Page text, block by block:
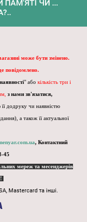
ПАМ'ЯТІ ЧИ ...
може бути змінено.
повідомлено.
" або кількість три і
з нами зв'язатися,
її додруку чи наявністю
а також її актуальної
, Контактний
45
мереж та месенджерів
Mastercard та інші.